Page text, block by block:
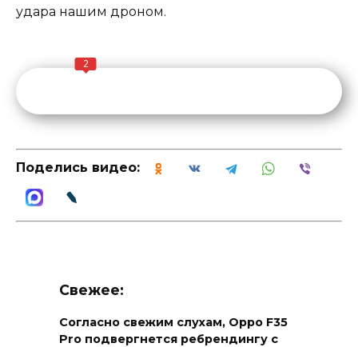
удара нашим дроном.
2
Поделись видео:
Свежее:
Согласно свежим слухам, Oppo F35
Pro подвергнется ребрендингу с